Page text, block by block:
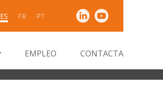
ES FR PT
EMPLEO CONTACTA